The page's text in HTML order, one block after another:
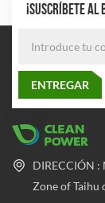
¡SUSCRÍBETE AL
DIRECCIÓN :
Zone of Taihu